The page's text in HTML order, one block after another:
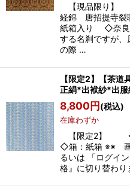
【現品限り
経錦 唐招提寺
紙箱入り ◇奈良
する名刹ですが、
の際 …
【限定2】【
正絹*出袱紗*出
8,800円(税込)
在庫わずか
【限定2】
◇箱：紙箱 ※※ 画
るいは 「ログイ
格』に切り替わ